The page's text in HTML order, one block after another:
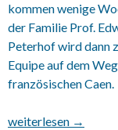
kommen wenige
der Familie Prof.
Peterhof wird dann
Equipe auf dem
französischen Caen.
PETERHOF
weiterlesen →